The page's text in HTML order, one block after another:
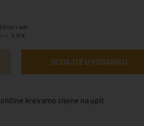
kom + pdv
3,10 €
DODAJTE U KOŠARICU
kreiramo cijene na upit